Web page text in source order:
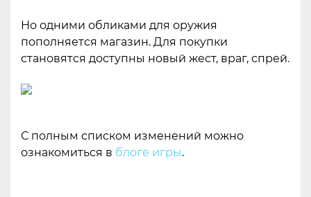
Но одними обликами для оружия
пополняется магазин. Для покупки
становятся доступны новый жест, враг, спрей.
С полным списком изменений можно
ознакомиться в блоге игры.